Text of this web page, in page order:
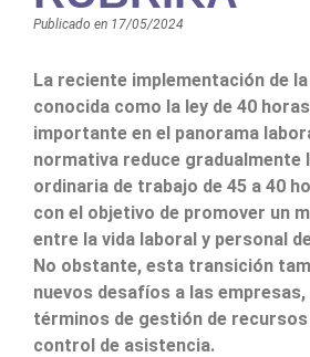
Publicado en 17/05/2024
La reciente implementación de la
conocida como la ley de 40
importante en el panorama
normativa reduce gradualmente
ordinaria de trabajo de 45 a 40
con el objetivo de promover un
entre la vida laboral y personal
No obstante, esta transición
nuevos desafíos a las
términos de gestión de recursos
control de asistencia.